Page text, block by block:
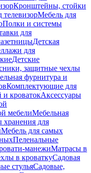
Кронштейны, стойки
Мебель для
Полки и системы
для
Детская
для
Детские
защитные чехлы
фурнитура и
Комплектующие для
кроватокАксессуары
мебелиМебельная
хранения для
Мебель для самых
Пеленальные
манежиМатрасы в
в кроваткуСадовая
стульяСадовые,